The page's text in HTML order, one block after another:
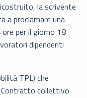
la scrivente
a proclamare una
per il giorno 18
dipendenti
TPL) che
Contratto collettivo